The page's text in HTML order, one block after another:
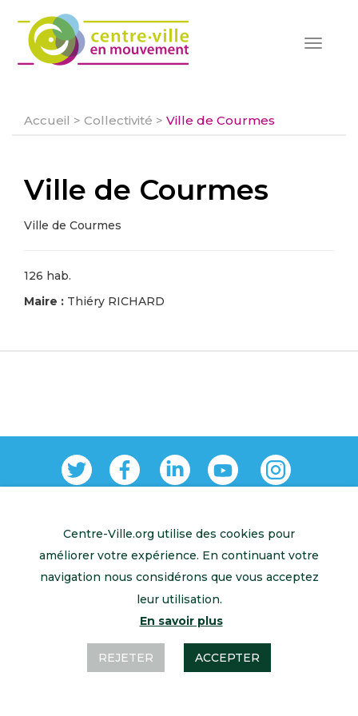
Toggle
Accueil > Collectivité > Ville de Courmes
Ville de Courmes
Ville de Courmes
126 hab.
Maire : Thiéry RICHARD
Retour à l’accueil Mentions légales Contactez-nous
Centre-Ville.org utilise des cookies pour
améliorer votre expérience. En continuant votre
navigation nous considérons que vous acceptez
leur utilisation.
En savoir plus
REJETER ACCEPTER